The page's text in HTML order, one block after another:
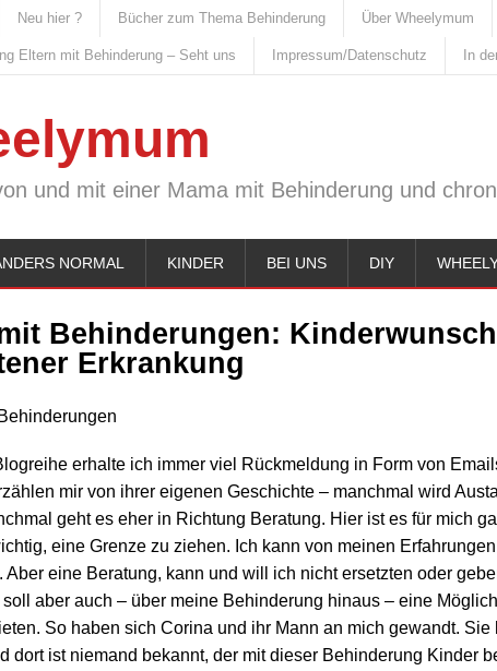
Neu hier ? Bücher zum Thema Behinderung Über Wheelymum
Eltern mit Behinderung – Seht uns Impressum/Datenschutz In
und mit einer Mama mit Behinderung und
NORMAL KINDER BEI UNS DIY
Behinderungen: Kinderwunsch
Erkrankung
erhalte ich immer viel Rückmeldung in Form von
mir von ihrer eigenen Geschichte – manchmal wird
geht es eher in Richtung Beratung. Hier ist es für mich
eine Grenze zu ziehen. Ich kann von meinen
Aber eine Beratung, kann und will ich nicht ersetzten oder
aber auch – über meine Behinderung hinaus – eine
So haben sich Corina und ihr Mann an mich gewandt. Sie
dort ist niemand bekannt, der mit dieser Behinderung Kinder